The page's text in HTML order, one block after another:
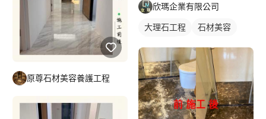
原尊石材美容養護工程
欣瑪企業有限公司
大理石工程
石材美容